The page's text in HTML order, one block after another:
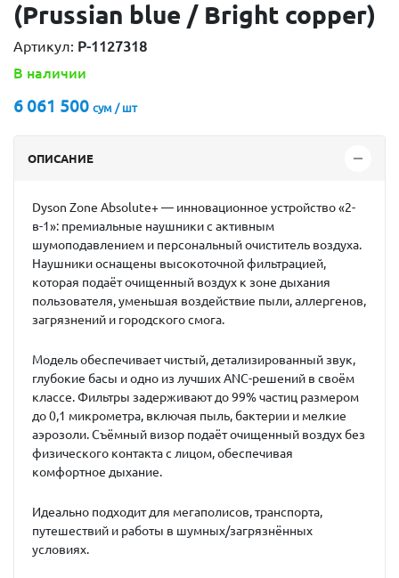
(Prussian blue / Bright copper)
Артикул: P-1127318
В наличии
6 061 500 сум / шт
ОПИСАНИЕ
Dyson Zone Absolute+ — инновационное устройство «2-
в-1»: премиальные наушники с активным
шумоподавлением и персональный очиститель воздуха.
Наушники оснащены высокоточной фильтрацией,
которая подаёт очищенный воздух к зоне дыхания
пользователя, уменьшая воздействие пыли, аллергенов,
загрязнений и городского смога.
Модель обеспечивает чистый, детализированный звук,
глубокие басы и одно из лучших ANC-решений в своём
классе. Фильтры задерживают до 99% частиц размером
до 0,1 микрометра, включая пыль, бактерии и мелкие
аэрозоли. Съёмный визор подаёт очищенный воздух без
физического контакта с лицом, обеспечивая
комфортное дыхание.
Идеально подходит для мегаполисов, транспорта,
путешествий и работы в шумных/загрязнённых
условиях.